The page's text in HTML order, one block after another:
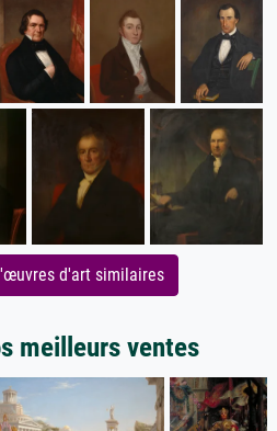
d'art similaires
meilleurs ventes